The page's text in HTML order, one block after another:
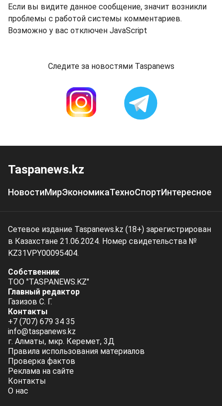
Если вы видите данное сообщение, значит возникли
проблемы с работой системы комментариев.
Возможно у вас отключен JavaScript
Следите за новостями Taspanews
Taspanews.kz
НовостиМирЭкономикаТехноСпортИнтересное
Сетевое издание Taspanews.kz (18+) зарегистрирован
в Казахстане 21.06.2024. Номер свидетельства №
KZ31VPY00095404.
Собственник
ТОО "TASPANEWS.KZ"
Главный редактор
Газизов С. Г.
Контакты
+7 (707) 679 34 35
info@taspanews.kz
г. Алматы, мкр. Керемет, 3Д
Правила использования материалов
Проверка фактов
Реклама на сайте
Контакты
О нас